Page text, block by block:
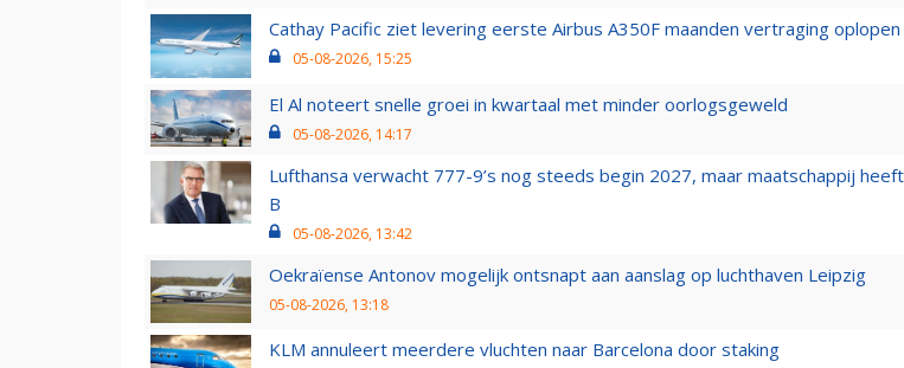
Cathay Pacific ziet levering eerste Airbus A350F maanden vertraging oplopen
05-08-2026, 15:25
El Al noteert snelle groei in kwartaal met minder oorlogsgeweld
05-08-2026, 14:17
Lufthansa verwacht 777-9’s nog steeds begin 2027, maar maatschappij
B
05-08-2026, 13:42
Oekraïense Antonov mogelijk ontsnapt aan aanslag op luchthaven Leipzig
05-08-2026, 13:18
KLM annuleert meerdere vluchten naar Barcelona door staking